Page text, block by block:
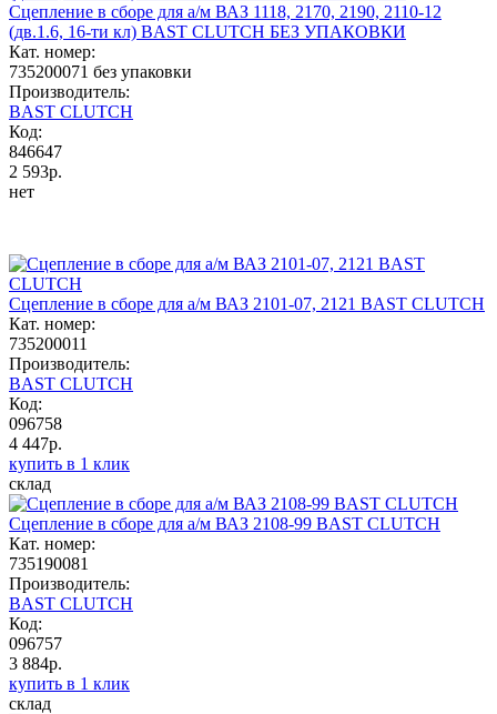
Сцепление в сборе для а/м ВАЗ 1118, 2170, 2190, 2110-12
(дв.1.6, 16-ти кл) BAST CLUTCH БЕЗ УПАКОВКИ
Кат. номер:
735200071 без упаковки
Производитель:
BAST CLUTCH
Код:
846647
2 593р.
нет
Сцепление в сборе для а/м ВАЗ 2101-07, 2121 BAST CLUTCH
Кат. номер:
735200011
Производитель:
BAST CLUTCH
Код:
096758
4 447р.
купить в 1 клик
склад
Сцепление в сборе для а/м ВАЗ 2108-99 BAST CLUTCH
Кат. номер:
735190081
Производитель:
BAST CLUTCH
Код:
096757
3 884р.
купить в 1 клик
склад